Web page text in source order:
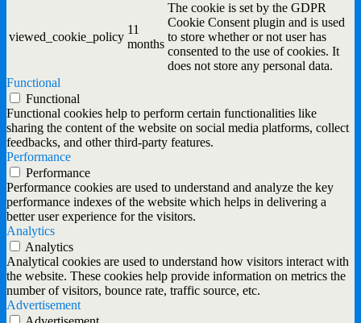
viewed_cookie_policy
11
months
The cookie is set by the GDPR
Cookie Consent plugin and is used
to store whether or not user has
consented to the use of cookies. It
does not store any personal data.
Functional
Functional
Functional cookies help to perform certain functionalities like
sharing the content of the website on social media platforms, collect
feedbacks, and other third-party features.
Performance
Performance
Performance cookies are used to understand and analyze the key
performance indexes of the website which helps in delivering a
better user experience for the visitors.
Analytics
Analytics
Analytical cookies are used to understand how visitors interact with
the website. These cookies help provide information on metrics the
number of visitors, bounce rate, traffic source, etc.
Advertisement